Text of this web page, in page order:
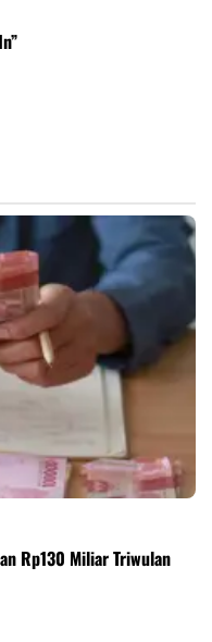
Rp130 Miliar Triwulan